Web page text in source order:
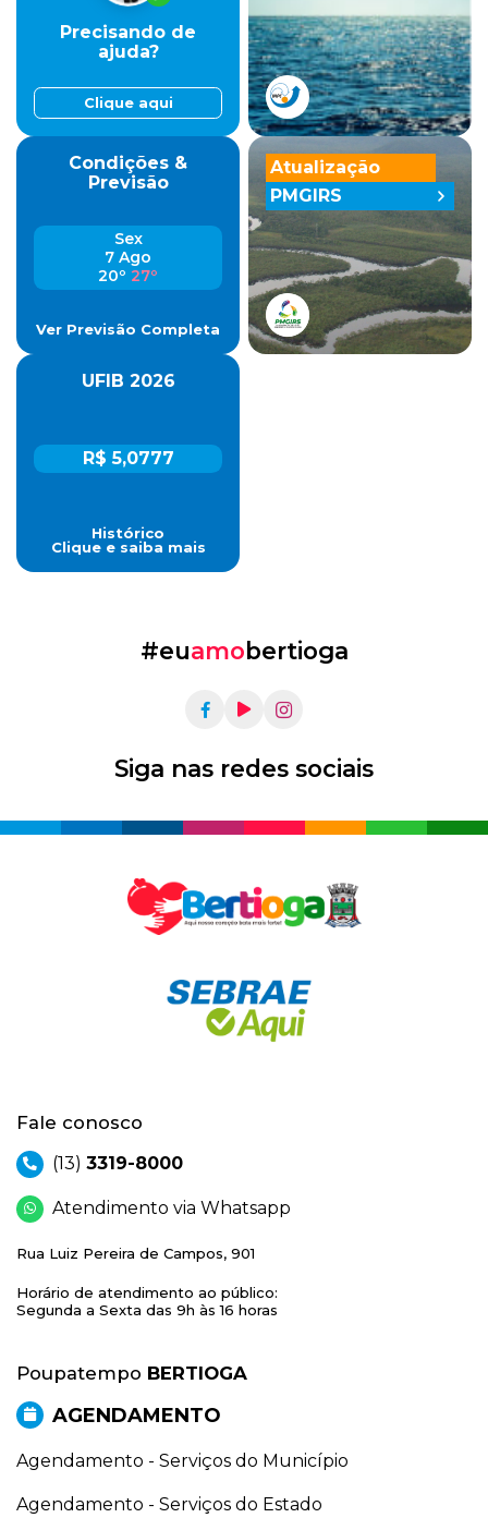
Precisando de
ajuda?
Clique aqui
Condições &
Previsão
Sex
7 Ago
20º 27º
Ver Previsão Completa
UFIB 2026
R$ 5,0777
Histórico
Clique e saiba mais
Atualização
PMGIRS
#euamobertioga
Siga nas redes sociais
Fale conosco
(13) 3319-8000
Atendimento via Whatsapp
Rua Luiz Pereira de Campos, 901
Horário de atendimento ao público:
Segunda a Sexta das 9h às 16 horas
Poupatempo BERTIOGA
AGENDAMENTO
Agendamento - Serviços do Município
Agendamento - Serviços do Estado